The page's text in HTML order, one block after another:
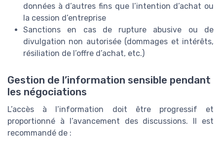
données à d’autres fins que l’intention d’achat ou
la cession d’entreprise
Sanctions en cas de rupture abusive ou de
divulgation non autorisée (dommages et intérêts,
résiliation de l’offre d’achat, etc.)
Gestion de l’information sensible pendant
les négociations
L’accès à l’information doit être progressif et
proportionné à l’avancement des discussions. Il est
recommandé de :